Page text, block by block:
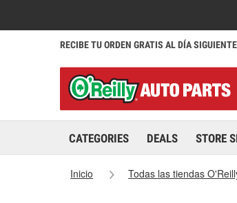
RECIBE TU ORDEN GRATIS AL DÍA
CATEGORIES DEALS STORE
Inicio Todas las tiendas